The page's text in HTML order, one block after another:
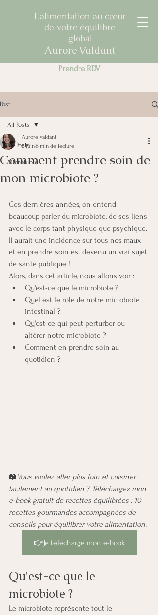
L'alimentation au cœur
de votre équilibre
global
Aurore Valdant
Prendre RDV
Post
All Posts
Microbiote
All Posts
Comment prendre soin de
mon microbiote ?
Aurore Valdant
2 juin6 min de lecture
Ces dernières années, on entend
beaucoup parler du microbiote, de ses liens
avec le corps tant physique que psychique.
Il aurait une incidence sur tous nos maux
et en prendre soin est devenu un vrai sujet
de santé publique !
Alors, dans cet article, nous allons voir :
Qu'est-ce que le microbiote ?
Quel est le rôle de notre microbiote
intestinal ?
Qu'est-ce qui peut perturber ou
altérer notre microbiote ?
Comment en prendre soin au
quotidien ?
📖​ Vous voulez aller plus loin et cuisiner
facilement au quotidien ? Téléchargez mon
e-book gratuit de recettes équilibrées : 10
recettes gourmandes accompagnées de
conseils pour équilibrer votre alimentation.
👉Je télécharge mon e-book
Qu'est-ce que le
microbiote ?
Le microbiote représente tout le